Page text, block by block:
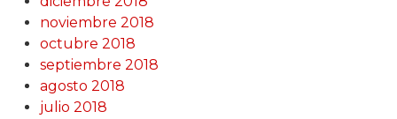
noviembre 2018
octubre 2018
septiembre 2018
agosto 2018
julio 2018